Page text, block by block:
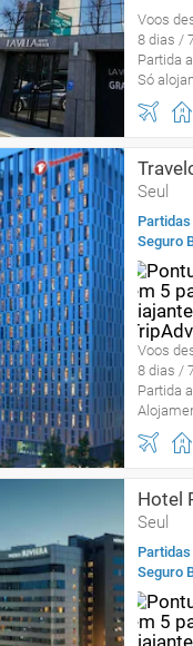
Voos
8 dias /
Partida
Só
Seul
Seguro
Voos
8 dias /
Partida
Hotel
Seul
Seguro